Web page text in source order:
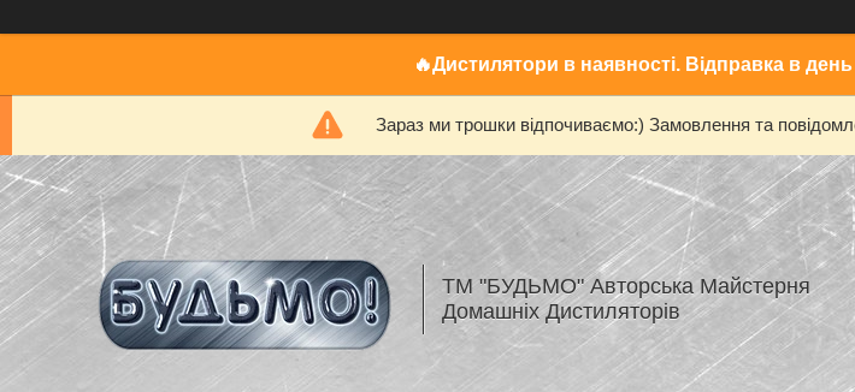
🔥Дистилятори в наявності. Відправка в
Зараз ми трошки відпочиваємо:) Замовлення та
ТМ "БУДЬМО" Авторська Майстерня
Домашніх Дистиляторів